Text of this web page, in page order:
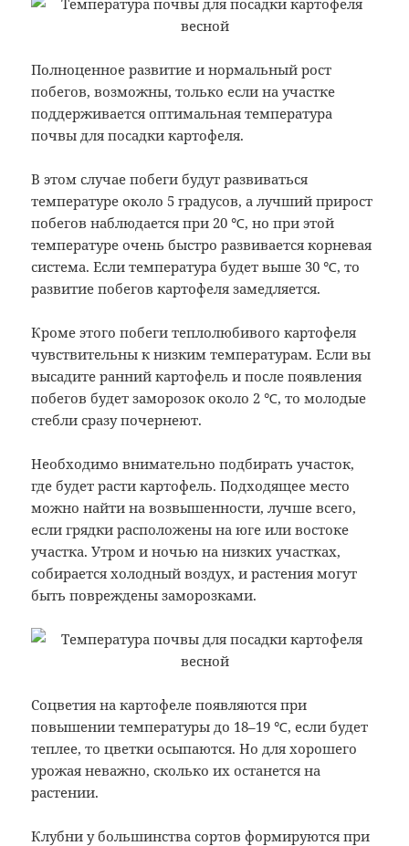
Полноценное развитие и нормальный рост
побегов, возможны, только если на участке
поддерживается оптимальная температура
почвы для посадки картофеля.
В этом случае побеги будут развиваться
температуре около 5 градусов, а лучший прирост
побегов наблюдается при 20 ℃, но при этой
температуре очень быстро развивается корневая
система. Если температура будет выше 30 ℃, то
развитие побегов картофеля замедляется.
Кроме этого побеги теплолюбивого картофеля
чувствительны к низким температурам. Если вы
высадите ранний картофель и после появления
побегов будет заморозок около 2 ℃, то молодые
стебли сразу почернеют.
Необходимо внимательно подбирать участок,
где будет расти картофель. Подходящее место
можно найти на возвышенности, лучше всего,
если грядки расположены на юге или востоке
участка. Утром и ночью на низких участках,
собирается холодный воздух, и растения могут
быть повреждены заморозками.
Соцветия на картофеле появляются при
повышении температуры до 18–19 ℃, если будет
теплее, то цветки осыпаются. Но для хорошего
урожая неважно, сколько их останется на
растении.
Клубни у большинства сортов формируются при